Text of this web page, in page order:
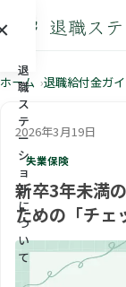
退
職
ス
テ
ー
シ
ョ
ン
に
つ
い
て
ホーム 退職給付金ガ
2026年3月19日
失業保険
新卒3年未満
ための「チェ